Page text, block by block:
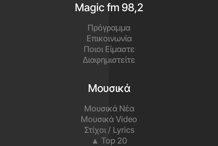
Magic fm 98,2
Πρόγραμμα
Επικοινωνία
Ποιοι Είμαστε
Διαφημιστείτε
Μουσικά
Μουσικά Νέα
Μουσικά Video
Στίχοι / Lyrics
▲ Top 20